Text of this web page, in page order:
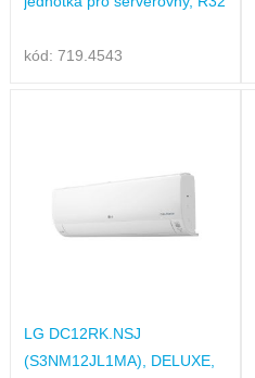
kód: 719.4543
LG DC12RK.NSJ
(S3NM12JL1MA), DELUXE,